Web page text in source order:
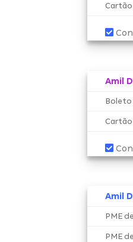
Cartão
Amil
Boleto
Cartão
Amil
PME
PME